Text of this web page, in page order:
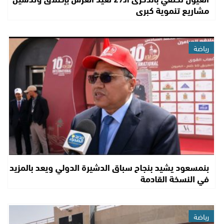
مشاريع تنموية كبرى
رياضة
بنمسعود يشيد بنجاح سباق الدشيرة الدولي ويعد بالمزيد
في النسخة القادمة
رياضة